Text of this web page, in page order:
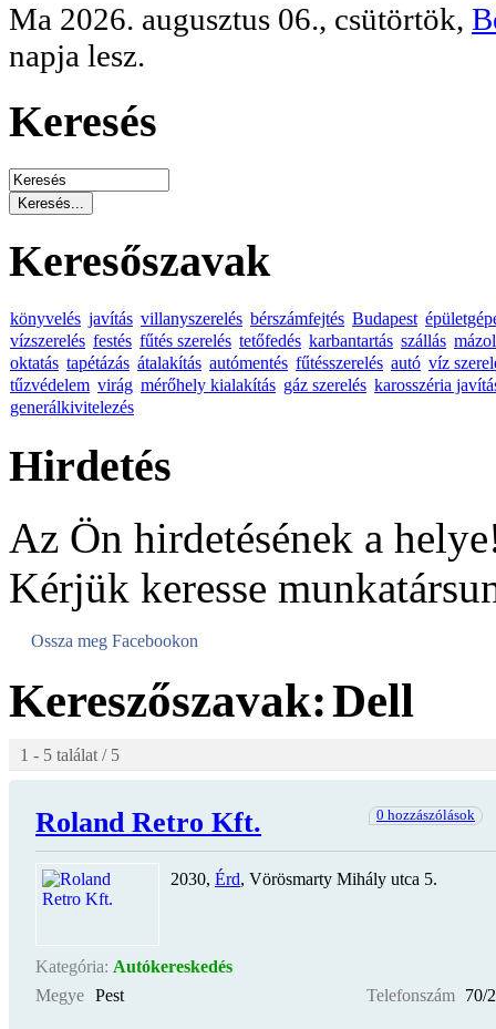
Ma 2026. augusztus 06., csütörtök,
napja lesz.
Keresés
Keresőszavak
könyvelés javítás villanyszerelés bérszámfejtés Budapest
vízszerelés festés fűtés szerelés tetőfedés karbantartás szállás
oktatás tapétázás átalakítás autómentés fűtésszerelés autó víz
tűzvédelem virág mérőhely kialakítás gáz szerelés karosszéria
generálkivitelezés
Hirdetés
Az Ön hirdetésének a
Kérjük keresse
Ossza meg Facebookon
Kereszőszavak:Dell
1 - 5 találat / 5
Roland Retro Kft. 0 hozzászólások
2030, Érd, Vörösmarty Mihály utca 5.
Kategória: Autókereskedés
Megye Pest Telefonszám 70/